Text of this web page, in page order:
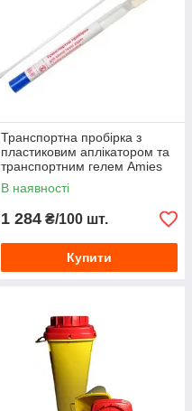
Транспортна пробірка з
пластиковим аплікатором та
транспортним гелем Amies
В наявності
1 284 ₴/100 шт.
Купити